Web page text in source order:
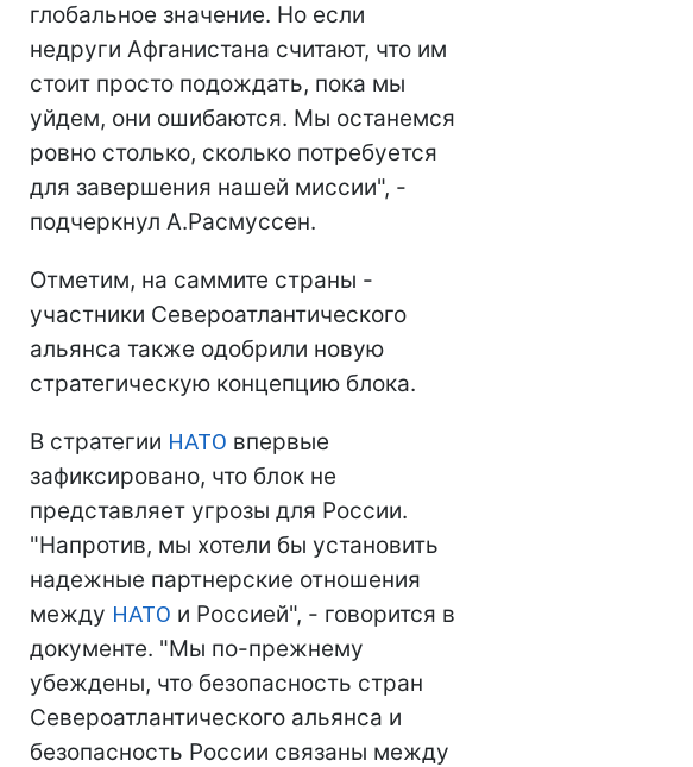
глобальное значение. Но если
недруги Афганистана считают, что им
стоит просто подождать, пока мы
уйдем, они ошибаются. Мы останемся
ровно столько, сколько потребуется
для завершения нашей миссии", -
подчеркнул А.Расмуссен.
Отметим, на саммите страны -
участники Североатлантического
альянса также одобрили новую
стратегическую концепцию блока.
В стратегии НАТО впервые
зафиксировано, что блок не
представляет угрозы для России.
"Напротив, мы хотели бы установить
надежные партнерские отношения
между НАТО и Россией", - говорится в
документе. "Мы по-прежнему
убеждены, что безопасность стран
Североатлантического альянса и
безопасность России связаны между